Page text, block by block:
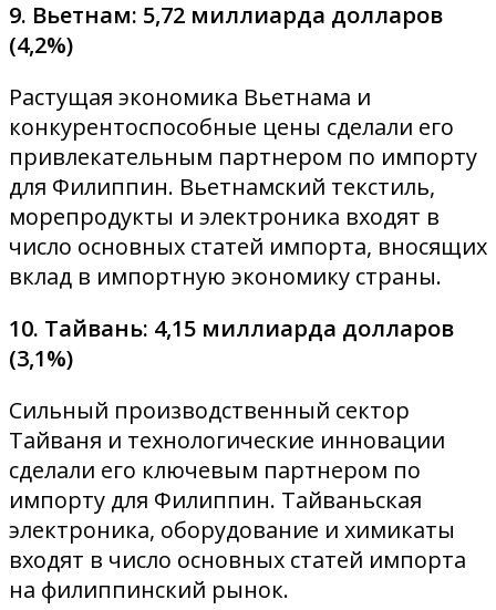
9. Вьетнам: 5,72 миллиарда долларов
(4,2%)
Растущая экономика Вьетнама и
конкурентоспособные цены сделали его
привлекательным партнером по импорту
для Филиппин. Вьетнамский текстиль,
морепродукты и электроника входят в
число основных статей импорта, вносящих
вклад в импортную экономику страны.
10. Тайвань: 4,15 миллиарда долларов
(3,1%)
Сильный производственный сектор
Тайваня и технологические инновации
сделали его ключевым партнером по
импорту для Филиппин. Тайваньская
электроника, оборудование и химикаты
входят в число основных статей импорта
на филиппинский рынок.